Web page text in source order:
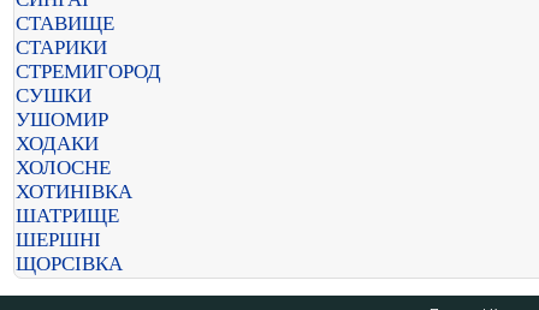
СТАВИЩЕ
СТАРИКИ
СТРЕМИГОРОД
СУШКИ
УШОМИР
ХОДАКИ
ХОЛОСНЕ
ХОТИНІВКА
ШАТРИЩЕ
ШЕРШНІ
ЩОРСІВКА